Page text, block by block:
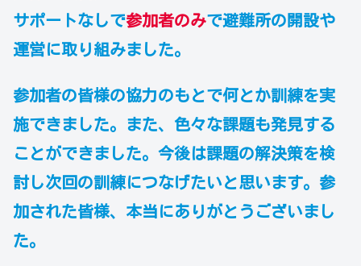
サポートなしで参加者のみで避難所の開設や
運営に取り組みました。
参加者の皆様の協力のもとで何とか訓練を実
施できました。また、色々な課題も発見する
ことができました。今後は課題の解決策を検
討し次回の訓練につなげたいと思います。参
加された皆様、本当にありがとうございまし
た。